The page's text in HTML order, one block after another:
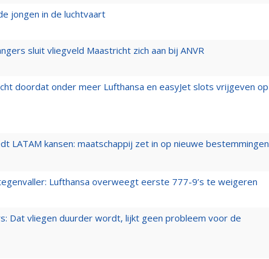
jongen in de luchtvaart
sluit vliegveld Maastricht zich aan bij ANVR
doordat onder meer Lufthansa en easyJet slots vrijgeven op
LATAM kansen: maatschappij zet in op nieuwe bestemmingen
Lufthansa overweegt eerste 777-9’s te weigeren
Dat vliegen duurder wordt, lijkt geen probleem voor de